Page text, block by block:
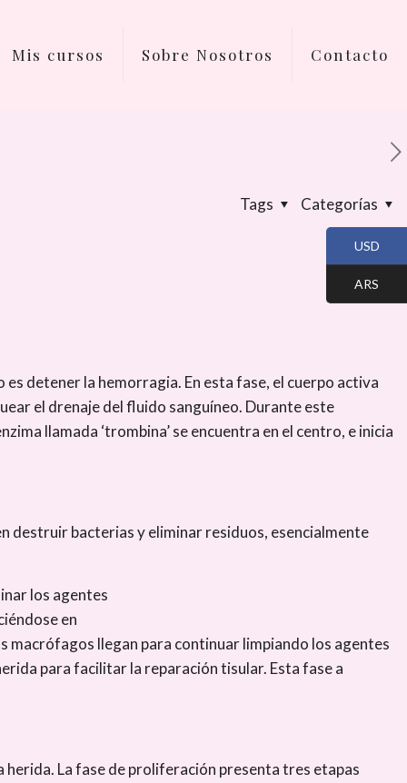
Mis cursos Sobre Nosotros Contacto
Categorías
Tags
detener la hemorragia. En esta fase, el cuerpo activa
el drenaje del fluido sanguíneo. Durante este
llamada ‘trombina’ se encuentra en el centro, e inicia
destruir bacterias y eliminar residuos, esencialmente
los agentes
en
macrófagos llegan para continuar limpiando los agentes
para facilitar la reparación tisular. Esta fase a
herida. La fase de proliferación presenta tres etapas
USD
ARS